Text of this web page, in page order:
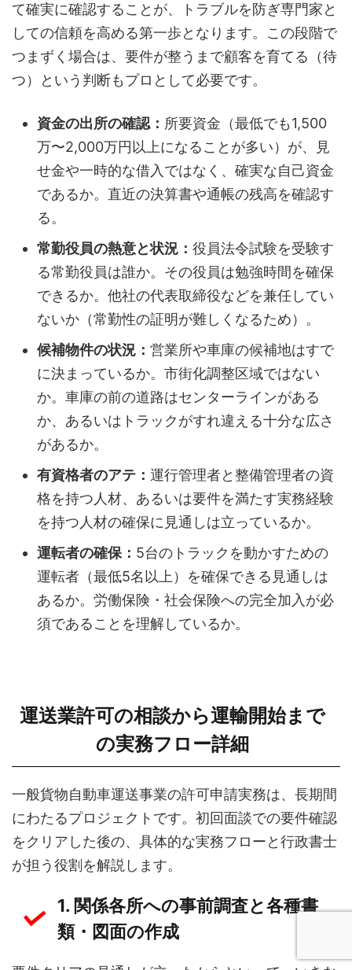
て確実に確認することが、トラブルを防ぎ専門家と
しての信頼を高める第一歩となります。この段階で
つまずく場合は、要件が整うまで顧客を育てる（待
つ）という判断もプロとして必要です。
資金の出所の確認： 所要資金（最低でも1,500
万〜2,000万円以上になることが多い）が、見
せ金や一時的な借入ではなく、確実な自己資金
であるか。直近の決算書や通帳の残高を確認す
る。
常勤役員の熱意と状況： 役員法令試験を受験す
る常勤役員は誰か。その役員は勉強時間を確保
できるか。他社の代表取締役などを兼任してい
ないか（常勤性の証明が難しくなるため）。
候補物件の状況： 営業所や車庫の候補地はすで
に決まっているか。市街化調整区域ではない
か。車庫の前の道路はセンターラインがある
か、あるいはトラックがすれ違える十分な広さ
があるか。
有資格者のアテ： 運行管理者と整備管理者の資
格を持つ人材、あるいは要件を満たす実務経験
を持つ人材の確保に見通しは立っているか。
運転者の確保： 5台のトラックを動かすための
運転者（最低5名以上）を確保できる見通しは
あるか。労働保険・社会保険への完全加入が必
須であることを理解しているか。
運送業許可の相談から運輸開始まで
の実務フロー詳細
一般貨物自動車運送事業の許可申請実務は、長期間
にわたるプロジェクトです。初回面談での要件確認
をクリアした後の、具体的な実務フローと行政書士
が担う役割を解説します。
1. 関係各所への事前調査と各種書
類・図面の作成